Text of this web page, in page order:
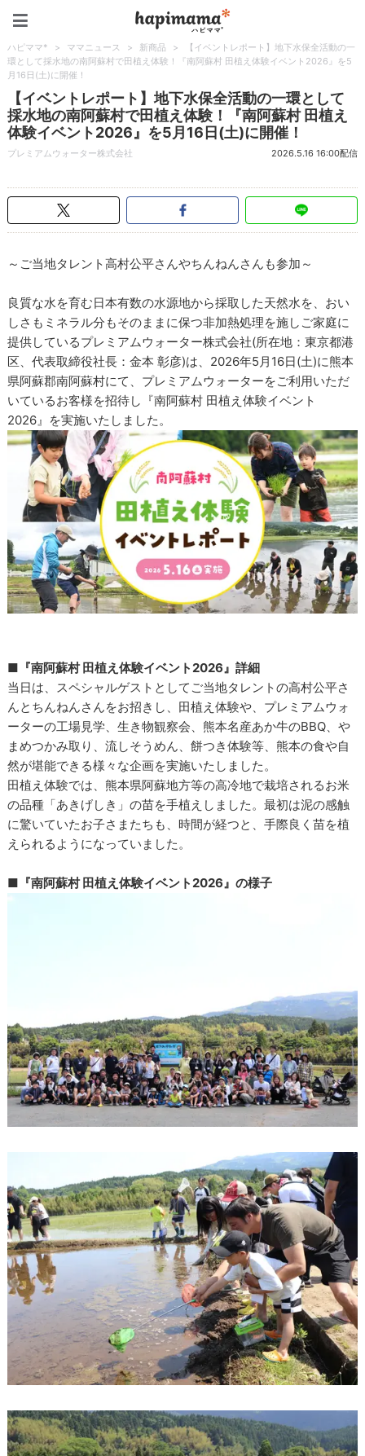
ハピママ* > ママニュース > 新商品 >
【イベントレポート】地下水保全活動の一
環として採水地の南阿蘇村で田植え体験！『南阿蘇村 田植え体験イベント2026』を5
月16日(土)に開催！
【イベントレポート】地下水保全活動の一環として
採水地の南阿蘇村で田植え体験！『南阿蘇村 田植え
体験イベント2026』を5月16日(土)に開催！
プレミアムウォーター株式会社 2026.5.16 16:00配信
～ご当地タレント高村公平さんやちんねんさんも参加～
良質な水を育む日本有数の水源地から採取した天然水を、おい
しさもミネラル分もそのままに保つ非加熱処理を施しご家庭に
提供しているプレミアムウォーター株式会社(所在地：東京都港
区、代表取締役社長：金本 彰彦)は、2026年5月16日(土)に熊本
県阿蘇郡南阿蘇村にて、プレミアムウォーターをご利用いただ
いているお客様を招待し『南阿蘇村 田植え体験イベント
2026』を実施いたしました。
■『南阿蘇村 田植え体験イベント2026』詳細
当日は、スペシャルゲストとしてご当地タレントの高村公平さ
んとちんねんさんをお招きし、田植え体験や、プレミアムウォ
ーターの工場見学、生き物観察会、熊本名産あか牛のBBQ、や
まめつかみ取り、流しそうめん、餅つき体験等、熊本の食や自
然が堪能できる様々な企画を実施いたしました。
田植え体験では、熊本県阿蘇地方等の高冷地で栽培されるお米
の品種「あきげしき」の苗を手植えしました。最初は泥の感触
に驚いていたお子さまたちも、時間が経つと、手際良く苗を植
えられるようになっていました。
■ 『南阿蘇村 田植え体験イベント2026』の様子